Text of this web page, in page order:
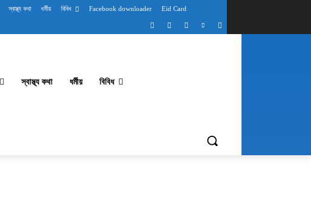
স্বাস্থ্য কথা ধর্মীয় বিবিধ Facebook downloader Eid Card
স্বাস্থ্য কথা ধর্মীয় বিবিধ